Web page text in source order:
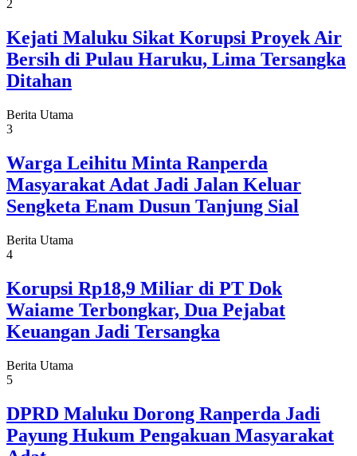
2
Kejati Maluku Sikat Korupsi Proyek Air
Bersih di Pulau Haruku, Lima Tersangka
Ditahan
Berita Utama
3
Warga Leihitu Minta Ranperda
Masyarakat Adat Jadi Jalan Keluar
Sengketa Enam Dusun Tanjung Sial
Berita Utama
4
Korupsi Rp18,9 Miliar di PT Dok
Waiame Terbongkar, Dua Pejabat
Keuangan Jadi Tersangka
Berita Utama
5
DPRD Maluku Dorong Ranperda Jadi
Payung Hukum Pengakuan Masyarakat